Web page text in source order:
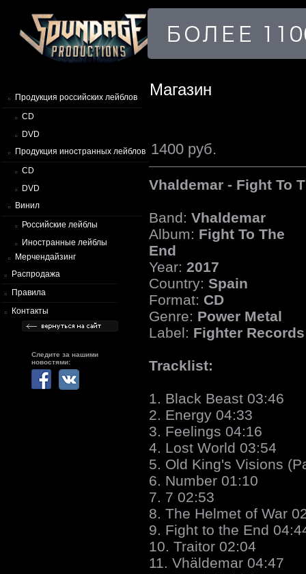
Продукция российских лейблов
CD
DVD
Продукция иностранных лейблов
CD
DVD
Винил
Российские лейблы
Иностранные лейблы
Мерчендайзинг
Распродажа
Правила
Контакты
Следите за нашими
новостями:
Магазин
1400 руб.
Vhaldemar - Fight To
Band: Vhaldemar
Album: Fight To The
End
Year: 2017
Country: Spain
Format: CD
Genre: Power Metal
Label: Fighter Records
Tracklist:
1. Black Beast 03:46
2. Energy 04:33
3. Feelings 04:16
4. Lost World 03:54
5. Old King's Visions
6. Number 01:10
7. 7 02:53
8. The Helmet of War
9. Fight to the End
10. Traitor 02:04
11. Vhäldemar 04:47